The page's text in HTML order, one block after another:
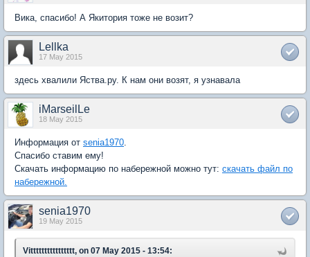
Вика, спасибо! А Якитория тоже не возит?
Lellka
17 May 2015
здесь хвалили Яства.ру. К нам они возят, я узнавала
iMarseilLe
18 May 2015
Информация от senia1970.
Спасибо ставим ему!
Скачать информацию по набережной можно тут: скачать файл по
набережной.
senia1970
19 May 2015
Vitttttttttttttttt, on 07 May 2015 - 13:54: